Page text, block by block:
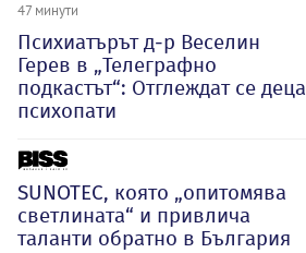
47 минути
Психиатърът д-р Веселин
Герев в „Телеграфно
подкастът“: Отглеждат се деца
психопати
SUNOTEC, която „опитомява
светлината“ и привлича
таланти обратно в България